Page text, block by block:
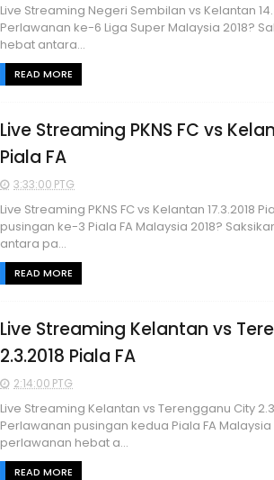
Live Streaming Negeri Sembilan vs Kelantan
Perlawanan ke-6 Liga Super Malaysia 2018?
hebat antara...
READ MORE
Live Streaming PKNS FC vs
Piala FA
3:33:00 PTG
Live Streaming PKNS FC vs Kelantan 17.3.2018
pusingan ke-3 Piala FA Malaysia 2018?
antara pa...
READ MORE
Live Streaming Kelantan vs
2.3.2018 Piala FA
2:14:00 PTG
Live Streaming Kelantan vs Terengganu City
Perlawanan pusingan kedua Piala FA Malaysia
perlawanan hebat a...
READ MORE